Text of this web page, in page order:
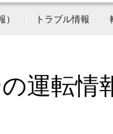
トラブル情報
運転情